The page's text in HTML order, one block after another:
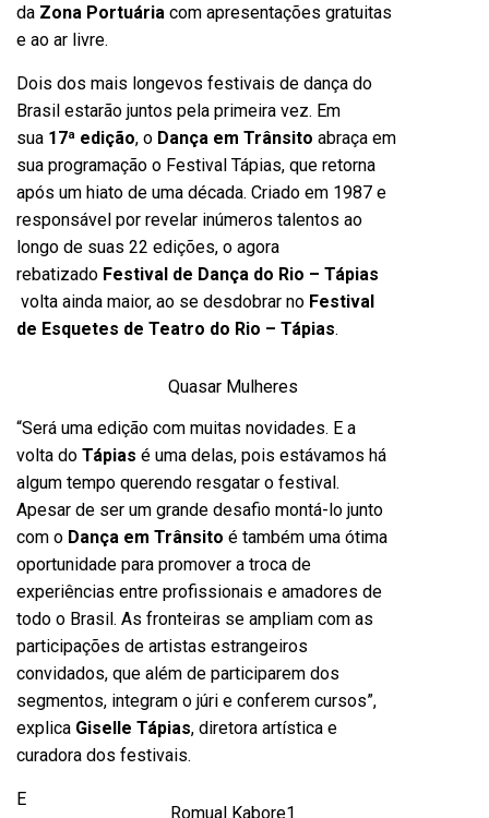
da Zona Portuária com apresentações gratuitas
e ao ar livre.
Dois dos mais longevos festivais de dança do
Brasil estarão juntos pela primeira vez. Em
sua 17ª edição, o Dança em Trânsito abraça em
sua programação o Festival Tápias, que retorna
após um hiato de uma década. Criado em 1987 e
responsável por revelar inúmeros talentos ao
longo de suas 22 edições, o agora
rebatizado Festival de Dança do Rio – Tápias
volta ainda maior, ao se desdobrar no Festival
de Esquetes de Teatro do Rio – Tápias.
Quasar Mulheres
“Será uma edição com muitas novidades. E a
volta do Tápias é uma delas, pois estávamos há
algum tempo querendo resgatar o festival.
Apesar de ser um grande desafio montá-lo junto
com o Dança em Trânsito é também uma ótima
oportunidade para promover a troca de
experiências entre profissionais e amadores de
todo o Brasil. As fronteiras se ampliam com as
participações de artistas estrangeiros
convidados, que além de participarem dos
segmentos, integram o júri e conferem cursos”,
explica Giselle Tápias, diretora artística e
curadora dos festivais.
Romual Kabore1
E